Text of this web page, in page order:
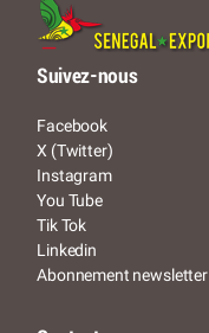
Suivez-nous
Facebook
X (Twitter)
Instagram
You Tube
Tik Tok
Linkedin
Abonnement newsletter